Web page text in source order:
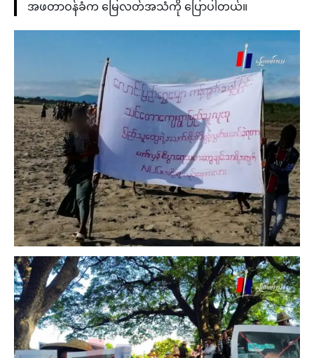
အဖတာဝန်ခံက မြေလတ်အသံကို ပြောပါတယ်။